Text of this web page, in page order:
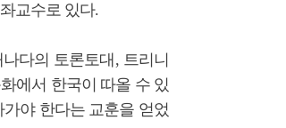
교수로 있다.
다의 토론토대, 트리니
에서 한국이 따올 수 있
야 한다는 교훈을 얻었